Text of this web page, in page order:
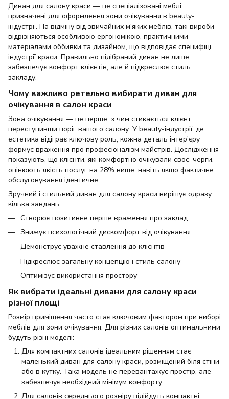
Диван для салону краси — це спеціалізовані меблі,
призначені для оформлення зони очікування в beauty-
індустрії. На відміну від звичайних м'яких меблів, такі вироби
відрізняються особливою ергономікою, практичними
матеріалами оббивки та дизайном, що відповідає специфіці
індустрії краси. Правильно підібраний диван не лише
забезпечує комфорт клієнтів, але й підкреслює стиль
закладу.
Чому важливо ретельно вибирати диван для
очікування в салон краси
Зона очікування — це перше, з чим стикається клієнт,
переступивши поріг вашого салону. У beauty-індустрії, де
естетика відіграє ключову роль, кожна деталь інтер'єру
формує враження про професіоналізм майстрів. Дослідження
показують, що клієнти, які комфортно очікували своєї черги,
оцінюють якість послуг на 28% вище, навіть якщо фактичне
обслуговування ідентичне.
Зручний і стильний диван для салону краси вирішує одразу
кілька завдань:
Створює позитивне перше враження про заклад
Знижує психологічний дискомфорт від очікування
Демонструє уважне ставлення до клієнтів
Підкреслює загальну концепцію і стиль салону
Оптимізує використання простору
Як вибрати ідеальні дивани для салону краси
різної площі
Розмір приміщення часто стає ключовим фактором при виборі
меблів для зони очікування. Для різних салонів оптимальними
будуть різні моделі:
Для компактних салонів ідеальним рішенням стає
маленький диван для салону краси, розміщений біля стіни
або в кутку. Така модель не перевантажує простір, але
забезпечує необхідний мінімум комфорту.
Для салонів середнього розміру підійдуть компактні